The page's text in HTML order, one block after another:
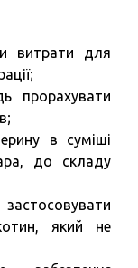
витрати для
прорахувати
в суміші
до складу
який не